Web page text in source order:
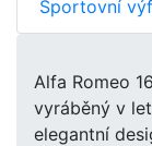
Sportovní
Alfa Romeo
vyráběný v
elegantní